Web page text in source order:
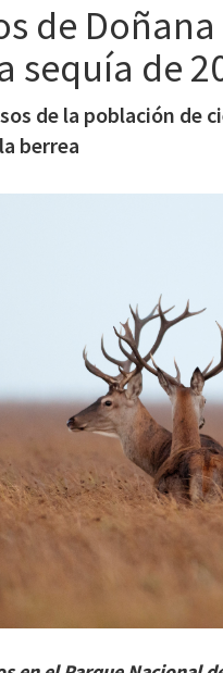
de
sequía de
de la población
berrea